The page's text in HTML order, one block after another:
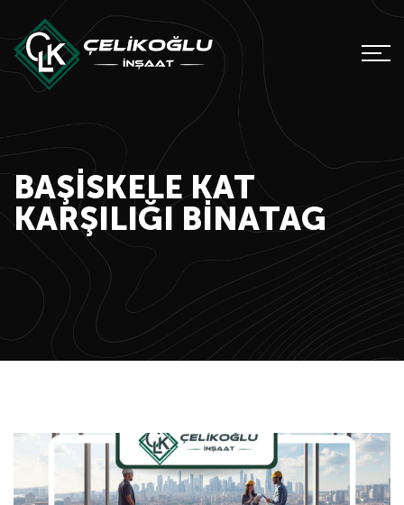
BAŞISKELE KAT
KARŞILIĞI BINATAG